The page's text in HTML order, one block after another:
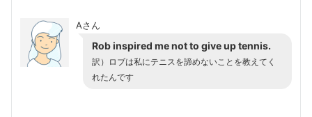
Aさん
Rob inspired me not to give up tennis.
訳）ロブは私にテニスを諦めないことを教えてく
れたんです